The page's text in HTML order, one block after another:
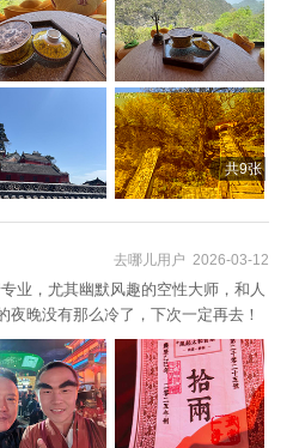
共9张
去哪儿用户 2026-03-12
业，尤其幽默风趣的空性大师，和人
晚没有那么冷了，下次一定再去！